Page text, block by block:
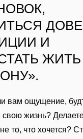
И
вам ощущение,
жизнь?
то, что хочется?